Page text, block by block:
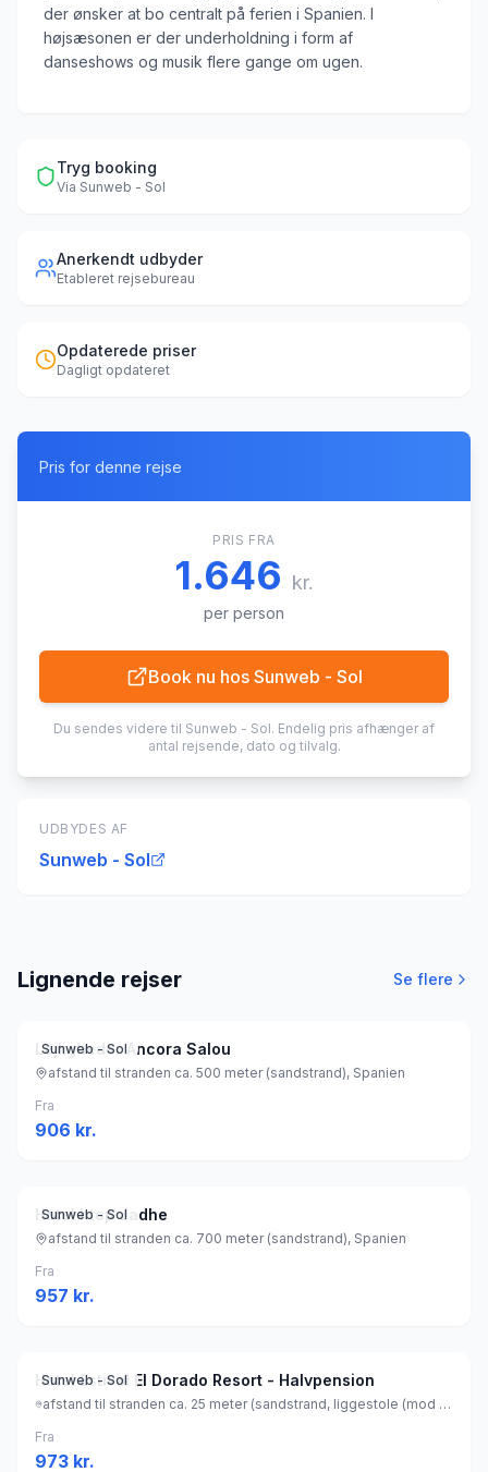
der ønsker at bo centralt på ferien i Spanien. I
højsæsonen er der underholdning i form af
danseshows og musik flere gange om ugen.
Tryg booking
Via Sunweb - Sol
Anerkendt udbyder
Etableret rejsebureau
Opdaterede priser
Dagligt opdateret
Pris for denne rejse
PRIS FRA
1.646 kr.
per person
Book nu hos Sunweb - Sol
Du sendes videre til Sunweb - Sol. Endelig pris afhænger af
antal rejsende, dato og tilvalg.
UDBYDES AF
Sunweb - Sol
Lignende rejser Se flere
Sunweb - Sol
Lejligheder Ancora Salou
afstand til stranden ca. 500 meter (sandstrand), Spanien
Fra
906 kr.
Sunweb - Sol
Hotel htop Jadhe
afstand til stranden ca. 700 meter (sandstrand), Spanien
Fra
957 kr.
Sunweb - Sol
Hotel Estival El Dorado Resort - Halvpension
afstand til stranden ca. 25 meter (sandstrand, liggestole (mod betaling) , parasol (mod betaling) ), Spanien
Fra
973 kr.